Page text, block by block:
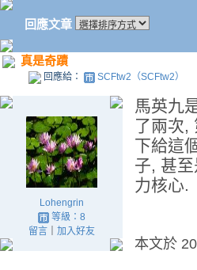
回應文章
真是奇蹟
回應給： SCFtw2（SCFtw2）
Lohengrin
等級：8
留言｜ 加入好友
馬英九
了兩次,
下給這
子, 甚
力核心.
本文於